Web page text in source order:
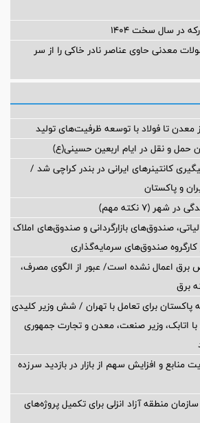
در سال سخت ۱۴۰۴
معدنی حاوی عناصر نادر خاکی را از سر
معدن تا فولاد با توسعه ظرفیت‌های تولید
حمل و نقل در ایام اربعین حسینی(ع)
کانتینرهای ایرانی در بندر کراچی شد /
شهر (۷ نکته مهم)
صندوق‌های بازارگردانی و صندوق‌های املاک
صندوق‌های سرمایه‌گذاری
برق اعمال نشده است/ عبور از الگوی مصرف،
برق
پاکستان برای تعامل با تهران / شش وزیر کلیدی
اتابک، وزیر صنعت، معدن و تجارت جمهوری
منابع و افزایش سهم از بازار در بازدید سرزده
منطقه آزاد انزلی برای تكمیل پروژه‌های